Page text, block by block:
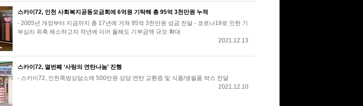
스카이72, 인천 사회복지공동모금회에 6억원 기탁해 총 95억 3천만원 누적
- 2005년 개장부터 지금까지 총 17년에 거쳐 95억 3천만원 성금 전달 - 코로나19로 인한 기
부심리 위축 해소하고자 작년에 이어 올해도 기부금액 규모 확대
2021.12.13
스카이72, 열번째 ‘사랑의 연탄나눔’ 진행
- 스카이72, 인천쪽방상담소에 500만원 상당 연탄 교환증 및 식품/생필품 박스 전달
2021.12.10